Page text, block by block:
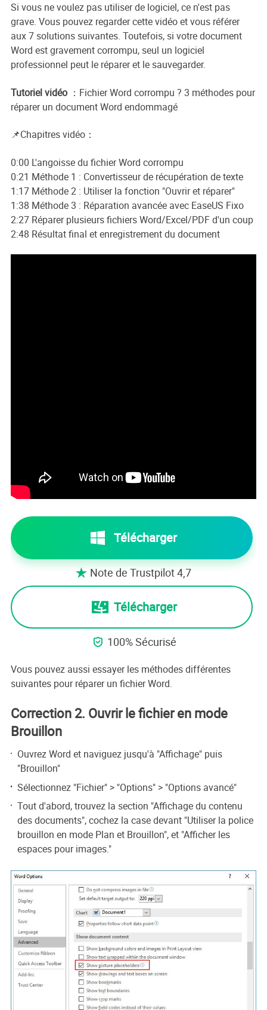
Si vous ne voulez pas utiliser de logiciel, ce n'est pas
grave. Vous pouvez regarder cette vidéo et vous référer
aux 7 solutions suivantes. Toutefois, si votre document
Word est gravement corrompu, seul un logiciel
professionnel peut le réparer et le sauvegarder.
Tutoriel vidéo ：Fichier Word corrompu ? 3 méthodes pour
réparer un document Word endommagé
📌Chapitres vidéo：
0:00 L'angoisse du fichier Word corrompu
0:21 Méthode 1 : Convertisseur de récupération de texte
1:17 Méthode 2 : Utiliser la fonction "Ouvrir et réparer"
1:38 Méthode 3 : Réparation avancée avec EaseUS Fixo
2:27 Réparer plusieurs fichiers Word/Excel/PDF d'un coup
2:48 Résultat final et enregistrement du document
Télécharger
 Note de Trustpilot 4,7
Télécharger
 100% Sécurisé
Vous pouvez aussi essayer les méthodes différentes
suivantes pour réparer un fichier Word.
Correction 2. Ouvrir le fichier en mode
Brouillon
Ouvrez Word et naviguez jusqu'à "Affichage" puis
"Brouillon"
Sélectionnez "Fichier" > "Options" > "Options avancé"
Tout d'abord, trouvez la section "Affichage du contenu
des documents", cochez la case devant "Utiliser la police
brouillon en mode Plan et Brouillon", et "Afficher les
espaces pour images."